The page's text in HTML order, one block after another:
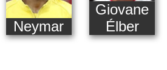
Neymar
Giovane
Élber